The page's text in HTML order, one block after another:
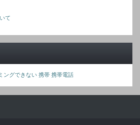
て
ングできない 携帯 携帯電話